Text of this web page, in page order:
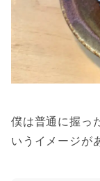
僕は普通に握っ
いうイメージが